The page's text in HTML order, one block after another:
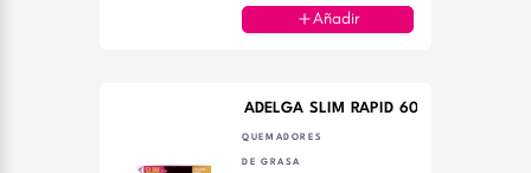
Añadir
ADELGA SLIM RAPID 60 CAPS DIETMED
QUEMADORES
DE GRASA